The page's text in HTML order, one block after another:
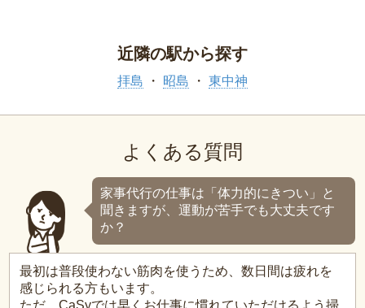
近隣の駅から探す
拝島 昭島 東中神
よくある質問
家事代行の仕事は「体力的にきつい」と
聞きますが、運動が苦手でも大丈夫です
か？
最初は普段使わない筋肉を使うため、数日間は疲れを
感じられる方もいます。
ただ、CaSyでは早くお仕事に慣れていただけるよう掃